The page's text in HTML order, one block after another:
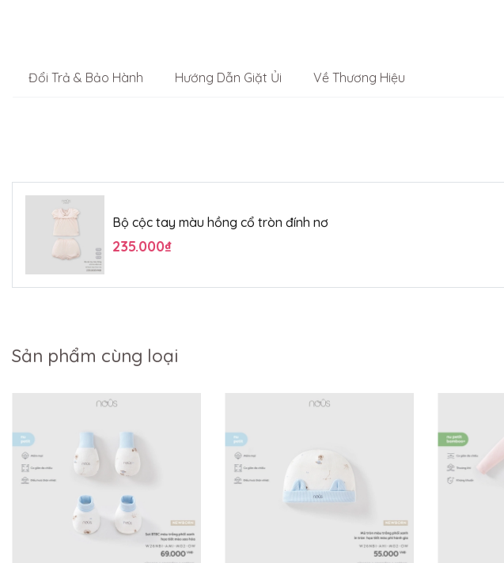
Đổi Trả & Bảo Hành Hướng Dẫn Giặt Ủi Về Thương Hiệu
Bộ cộc tay màu hồng cổ tròn đính nơ
235.000₫
Sản phẩm cùng loại